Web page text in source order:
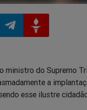
no
no
Gettr
ministro do Supremo
a
esse ilustre